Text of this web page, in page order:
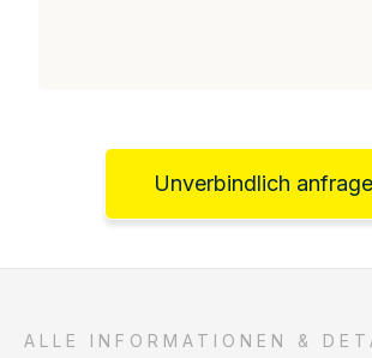
Unverbindlich
ALLE INFORMATIONEN &